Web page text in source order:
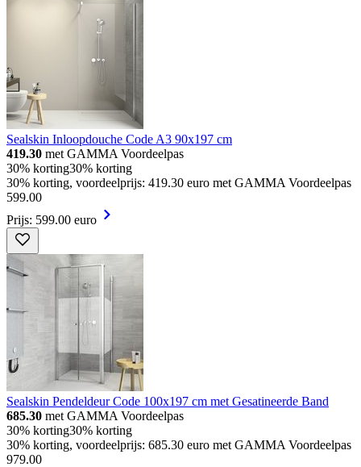
Sealskin Inloopdouche Code A3 90x197 cm
419.30 met GAMMA Voordeelpas
30% korting30% korting
30% korting, voordeelprijs: 419.30 euro met GAMMA Voordeelpas
599.00
Prijs: 599.00 euro
Sealskin Pendeldeur Code 100x197 cm met Gesatineerde Band
685.30 met GAMMA Voordeelpas
30% korting30% korting
30% korting, voordeelprijs: 685.30 euro met GAMMA Voordeelpas
979.00